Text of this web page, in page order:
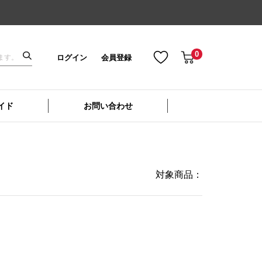
ログイン 会員登録 0
ド お問い合わせ
対象商品：